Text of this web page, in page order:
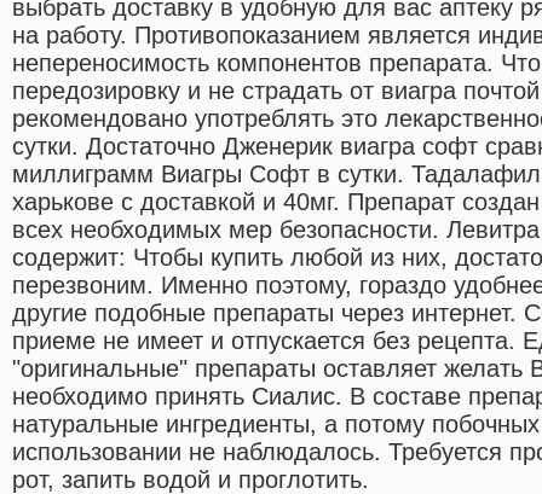
выбрать доставку в удобную для вас аптеку
на работу. Противопоказанием является
непереносимость компонентов препарата.
передозировку и не страдать от виагра
рекомендовано употреблять это
сутки. Достаточно Дженерик виагра софт
миллиграмм Виагры Софт в сутки. Тадалафил
харькове с доставкой и 40мг. Препарат
всех необходимых мер безопасности.
содержит: Чтобы купить любой из них,
перезвоним. Именно поэтому, гораздо
другие подобные препараты через интернет.
приеме не имеет и отпускается без рецепта.
"оригинальные" препараты оставляет желать
необходимо принять Сиалис. В составе
натуральные ингредиенты, а потому
использовании не наблюдалось. Требуется
рот, запить водой и проглотить.